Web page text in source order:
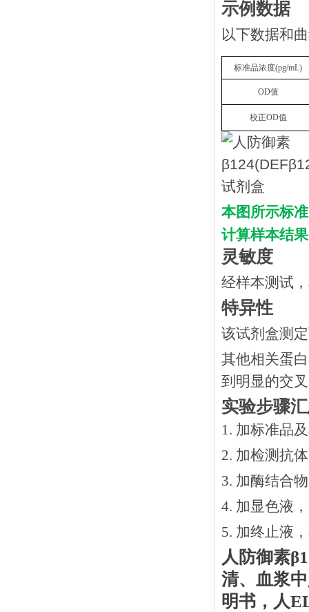
示例数据
以下数据和
标准品浓度(pg/mL)
OD值
校正OD值
本图所示标
计算样本结果
灵敏度
经样本测试
特异性
该试剂盒测
其他相关蛋
到明显的交
实验步骤
1. 加标准品
2. 加检测抗
3. 加酶结合
4. 加显色液
5. 加终止液
人防御素
清、血浆中
明书 ， 人